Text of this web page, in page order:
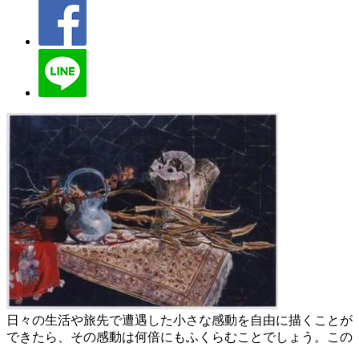
日々の生活や旅先で遭遇した小さな感動を自由に描くことが
できたら、その感動は何倍にもふくらむことでしょう。この